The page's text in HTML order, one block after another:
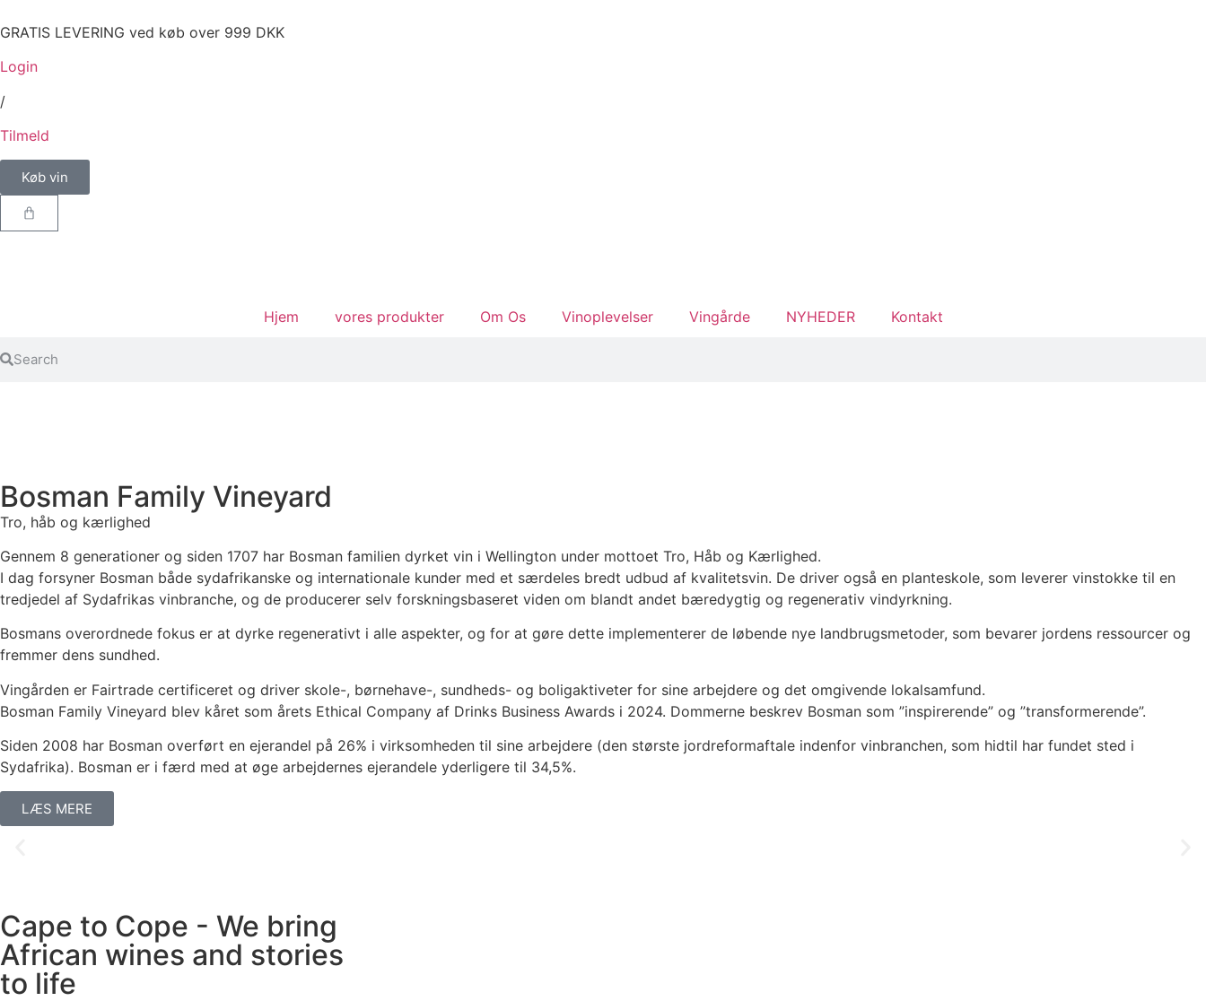
GRATIS LEVERING ved køb over 999 DKK
Login
/
Tilmeld
Køb vin
Hjem vores produkter Om Os Vinoplevelser Vingårde NYHEDER Kontakt
Bosman Family Vineyard
Tro, håb og kærlighed
Gennem 8 generationer og siden 1707 har Bosman familien dyrket vin i Wellington under mottoet Tro, Håb og Kærlighed.
I dag forsyner Bosman både sydafrikanske og internationale kunder med et særdeles bredt udbud af kvalitetsvin. De driver også en planteskole, som leverer vinstokke til en
tredjedel af Sydafrikas vinbranche, og de producerer selv forskningsbaseret viden om blandt andet bæredygtig og regenerativ vindyrkning.
Bosmans overordnede fokus er at dyrke regenerativt i alle aspekter, og for at gøre dette implementerer de løbende nye landbrugsmetoder, som bevarer jordens ressourcer og
fremmer dens sundhed.
Vingården er Fairtrade certificeret og driver skole-, børnehave-, sundheds- og boligaktiveter for sine arbejdere og det omgivende lokalsamfund.
Bosman Family Vineyard blev kåret som årets Ethical Company af Drinks Business Awards i 2024. Dommerne beskrev Bosman som ”inspirerende” og ”transformerende”.
Siden 2008 har Bosman overført en ejerandel på 26% i virksomheden til sine arbejdere (den største jordreformaftale indenfor vinbranchen, som hidtil har fundet sted i
Sydafrika). Bosman er i færd med at øge arbejdernes ejerandele yderligere til 34,5%.
LÆS MERE
Cape to Cope - We bring
African wines and stories
to life